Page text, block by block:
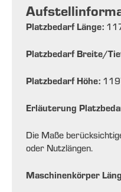
Platzbedarf Länge:
Platzbedarf Breite/
Platzbedarf Höhe:
Erläuterung
Die Maße
oder Nutzlängen.
Maschinenkörper